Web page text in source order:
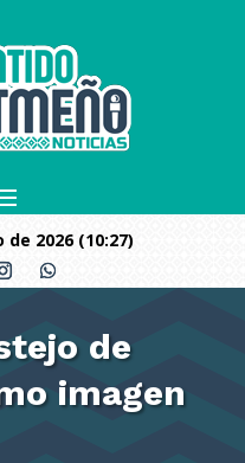
2026 (10:27)
de
imagen